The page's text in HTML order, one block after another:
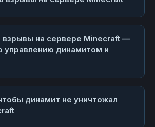
взрывы на сервере Minecraft —
управлению динамитом и
динамит не уничтожал